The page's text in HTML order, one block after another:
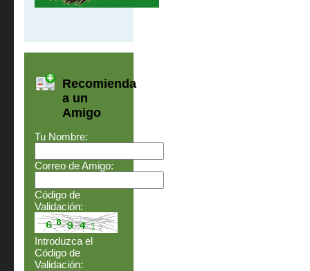
Recomienda
a un
Amigo
Tu Nombre:
Correo de Amigo:
Código de
Validación:
Introduzca el
Código de
Validación: